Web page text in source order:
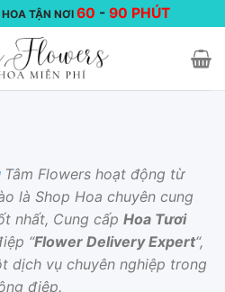
TẬN NƠI 60 -90 PHÚT
Tâm Flowers hoạt động từ
là Shop Hoa chuyên cung
nhất, Cung cấp Hoa Tươi
“Flower Delivery Expert“,
dịch vụ chuyên nghiệp trong
điệp.